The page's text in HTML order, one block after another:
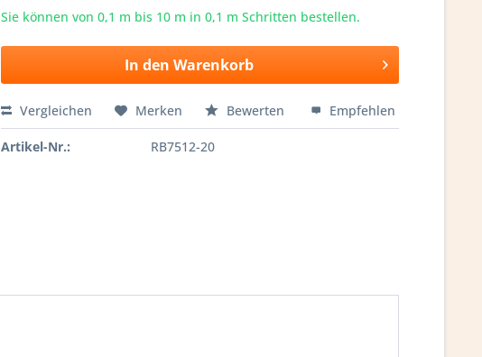
Sie können von 0,1 m bis 10 m in 0,1 m Schritten bestellen.
In den Warenkorb
Vergleichen Merken Bewerten Empfehlen
Artikel-Nr.: RB7512-20